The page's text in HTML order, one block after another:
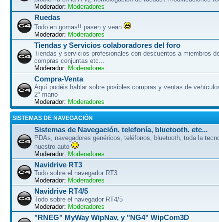
Moderador: Moderadores
Ruedas
Todo en gomas!! pasen y vean
Moderador: Moderadores
Tiendas y Servicios colaboradores del foro
Tiendas y servicios profesionales con descuentos a miembros
compras conjuntas etc...
Moderador: Moderadores
Compra-Venta
Aquí podéis hablar sobre posibles compras y ventas de
2º mano
Moderador: Moderadores
SISTEMAS DE NAVEGACIÓN
Sistemas de Navegación, telefonía, bluetooth, etc...
PDAs, navegadores genéricos, teléfonos, bluetooth, toda la
nuestro auto
Moderador: Moderadores
Navidrive RT3
Todo sobre el navegador RT3
Moderador: Moderadores
Navidrive RT4/5
Todo sobre el navegador RT4/5
Moderador: Moderadores
"RNEG" MyWay WipNav, y "NG4" WipCom3D